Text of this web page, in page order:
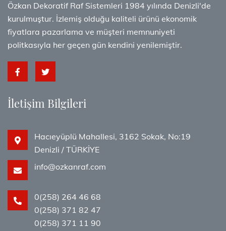
Özkan Dekoratif Raf Sistemleri 1984 yılında Denizli'de
kurulmuştur. İzlemiş olduğu kaliteli ürünü ekonomik
fiyatlara pazarlama ve müşteri memnuniyeti
politkasıyla her geçen gün kendini yenilemiştir.
İletişim Bilgileri
Hacıeyüplü Mahallesi, 3162 Sokak, No:19
Denizli / TÜRKİYE
info@ozkanraf.com
0(258) 264 46 68
0(258) 371 82 47
0(258) 371 11 90